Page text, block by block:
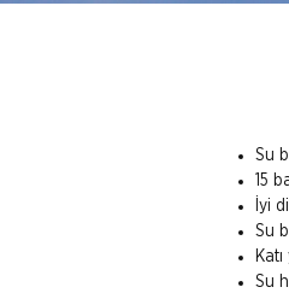
Su
15
İyi
Su
Su